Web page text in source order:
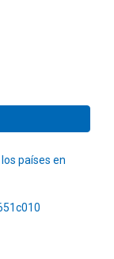
países en